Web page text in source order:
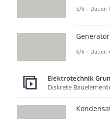
Wasser
Erhöhst
beginnt
auch
an der
Wasser
5/6 – Dauer:
6/6 – Dauer:
Elektrotechnik
Diskrete